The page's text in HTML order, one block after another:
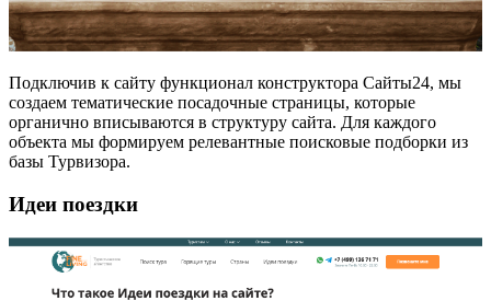
Подключив к сайту функционал конструктора Сайты24, мы
создаем тематические посадочные страницы, которые
органично вписываются в структуру сайта. Для каждого
объекта мы формируем релевантные поисковые подборки из
базы Турвизора.
Идеи поездки